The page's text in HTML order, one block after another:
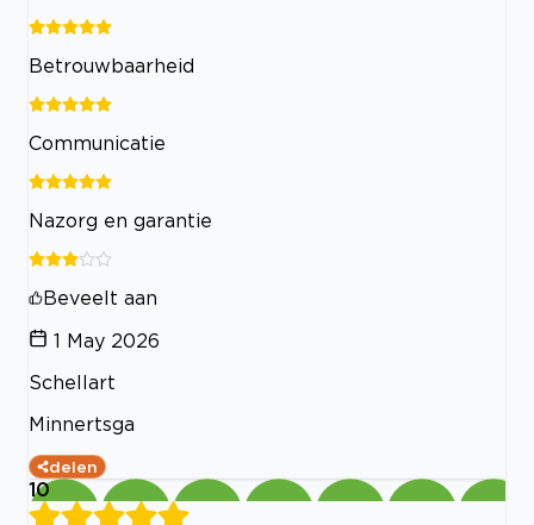
Betrouwbaarheid
Communicatie
Nazorg en garantie
Beveelt aan
1 May 2026
Schellart
Minnertsga
delen
10